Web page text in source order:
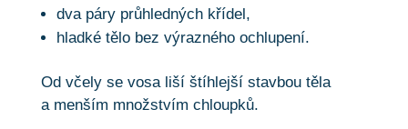
dva páry průhledných křídel,
hladké tělo bez výrazného ochlupení.
Od včely se vosa liší štíhlejší stavbou těla
a menším množstvím chloupků.